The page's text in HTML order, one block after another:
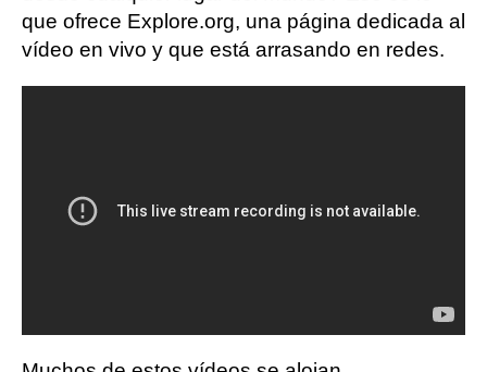
que ofrece Explore.org, una página dedicada al
vídeo en vivo y que está arrasando en redes.